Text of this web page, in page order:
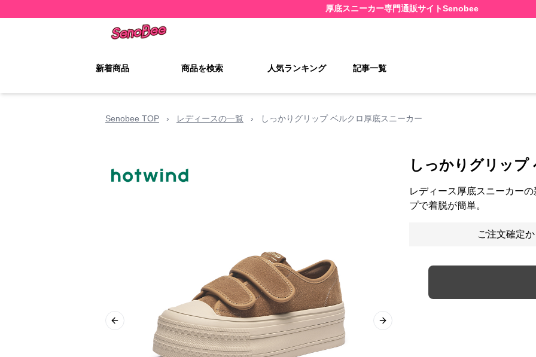
厚底スニーカー専門通販サイトSenobee
新着商品 商品を検索 人気ランキング 記事一覧
Senobee TOP › レディースの一覧 › しっかりグリップ ベルクロ厚底スニーカー
Previous slide Next slide
しっかりグリップ
レディース厚底スニーカー
プで着脱が簡単。
ご注文確定